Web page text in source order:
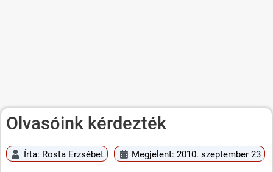
Olvasóink kérdezték
Írta: Rosta Erzsébet Megjelent: 2010. szeptember 23